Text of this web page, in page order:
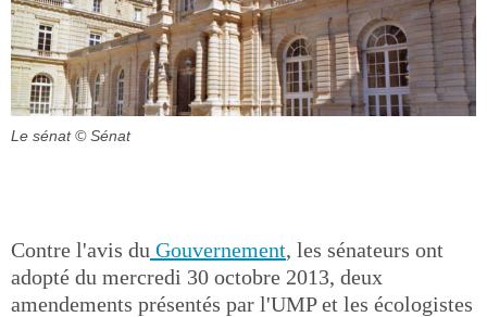
Le sénat© Sénat
Contre l'avis du Gouvernement, les sénateurs ont
adopté du mercredi 30 octobre 2013, deux
amendements présentés par l'UMP et les écologistes